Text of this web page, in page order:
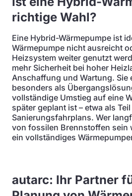
richtige Wahl?
Eine Hybrid-Wärmepumpe ist
Wärmepumpe nicht ausreicht
Heizsystem weiter genutzt
mehr Sicherheit bei hoher
Anschaffung und Wartung. Sie
besonders als
vollständige Umstieg auf eine
später geplant ist – etwa als
Sanierungsfahrplans. Wer
von fossilen Brennstoffen sein
ein vollständiges
autarc: Ihr Partner